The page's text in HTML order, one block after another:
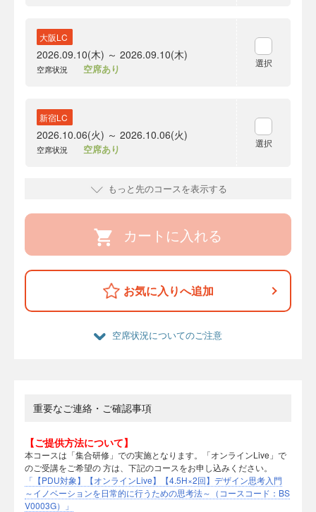
大阪LC
2026.09.10(木) ～ 2026.09.10(木)
空席状況 空席あり 選択
新宿LC
2026.10.06(火) ～ 2026.10.06(火)
空席状況 空席あり 選択
もっと先のコースを表示する
カートに入れる
お気に入りへ追加
空席状況についてのご注意
重要なご連絡・ご確認事項
【ご提供方法について】
本コースは「集合研修」での実施となります。「オンラインLive」で
のご受講をご希望の 方は、下記のコースをお申し込みください。
「【PDU対象】【オンラインLive】【4.5H×2回】デザイン思考入門
～イノベーションを日常的に行うための思考法～（コースコード：BS
V0003G）」